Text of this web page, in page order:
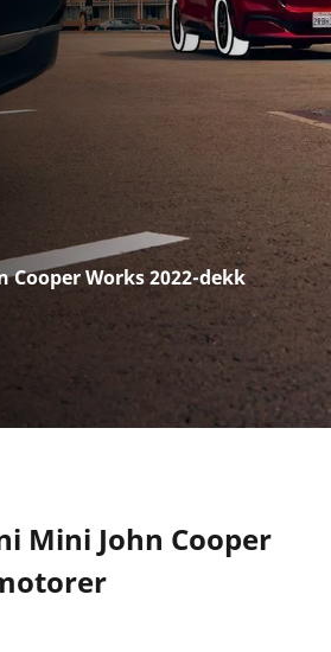
Cooper Works 2022-dekk
Mini John Cooper